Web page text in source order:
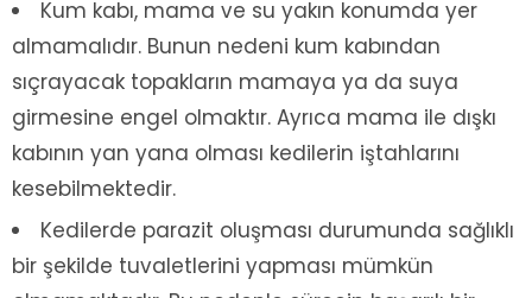
Kum kabı, mama ve su yakın konumda yer
almamalıdır. Bunun nedeni kum kabından
sıçrayacak topakların mamaya ya da suya
girmesine engel olmaktır. Ayrıca mama ile dışkı
kabının yan yana olması kedilerin iştahlarını
kesebilmektedir.
Kedilerde parazit oluşması durumunda sağlıklı
bir şekilde tuvaletlerini yapması mümkün